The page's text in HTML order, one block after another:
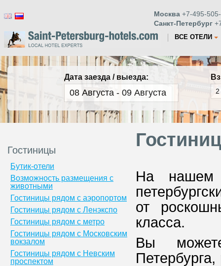
Москва +7-495-
Санкт-Петербург
ВСЕ ОТЕЛИ
Дата заезда / выезда:
Гостиницы
Бутик-отели
Возможность размещения с
животными
Гостиницы рядом с аэропортом
Гостиницы рядом с Ленэкспо
Гостиницы рядом с метро
Гостиницы рядом с Московским
вокзалом
Гостиницы рядом с Невским
проспектом
На нашем
от
класса.
Вы